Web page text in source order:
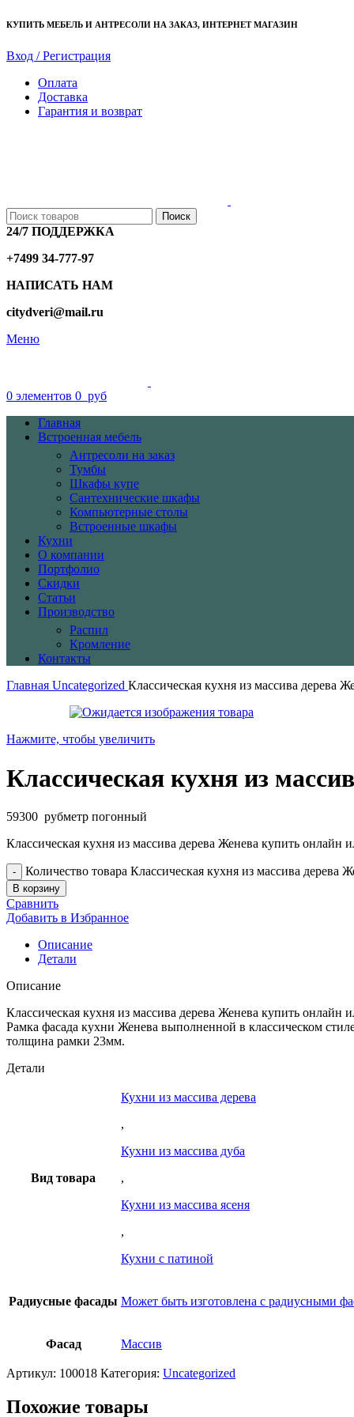
КУПИТЬ МЕБЕЛЬ И АНТРЕСОЛИ НА ЗАКАЗ, ИНТЕРНЕТ МАГАЗИН
Вход / Регистрация
Оплата
Доставка
Гарантия и возврат
Поиск
24/7 ПОДДЕРЖКА
+7499 34-777-97
НАПИСАТЬ НАМ
citydveri@mail.ru
Меню
0 элементов 0 руб
Главная
Встроенная мебель
Антресоли на заказ
Тумбы
Шкафы купе
Сантехнические шкафы
Компьютерные столы
Встроенные шкафы
Кухни
О компании
Портфолио
Скидки
Cтатьи
Производство
Распил
Кромление
Контакты
Главная Uncategorized Классическая кухня из массива дерева
Нажмите, чтобы увеличить
Классическая кухня из
59300 рубметр погонный
Классическая кухня из массива дерева Женева купить онлайн
Количество товара Классическая кухня из массива дерева
В корзину
Сравнить
Добавить в Избранное
Описание
Детали
Описание
Классическая кухня из массива дерева Женева купить
Рамка фасада кухни Женева выполненной в классическом
толщина рамки 23мм.
Детали
Вид товара
Кухни из массива дерева
,
Кухни из массива дуба
,
Кухни из массива ясеня
,
Кухни с патиной
Радиусные фасады Может быть изготовлена с радиусными
Фасад Массив
Артикул: 100018 Категория: Uncategorized
Похожие товары